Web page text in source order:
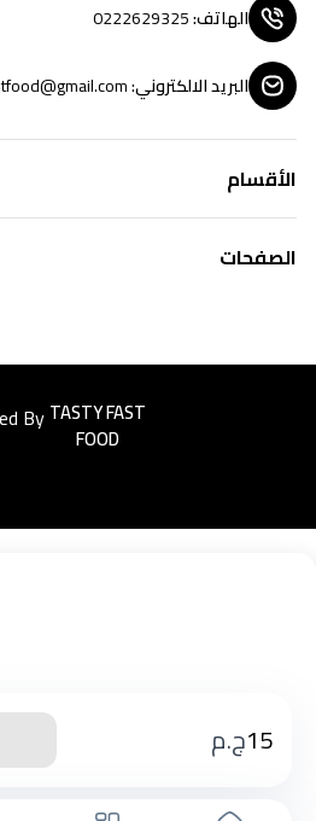
15ج.م
الهاتف:
0222629325
البريد الالكتروني:
الأقسام
الصفحات
ByEasyorders